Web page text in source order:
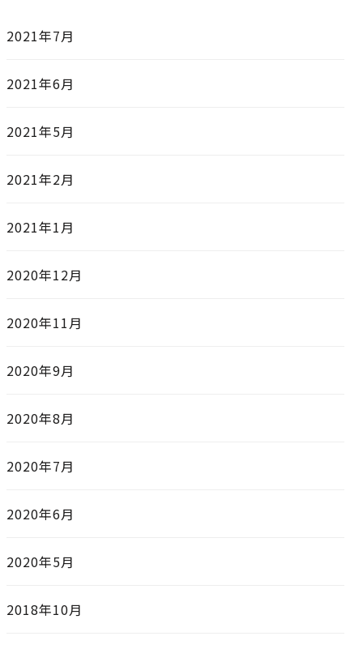
2021年7月
2021年6月
2021年5月
2021年2月
2021年1月
2020年12月
2020年11月
2020年9月
2020年8月
2020年7月
2020年6月
2020年5月
2018年10月